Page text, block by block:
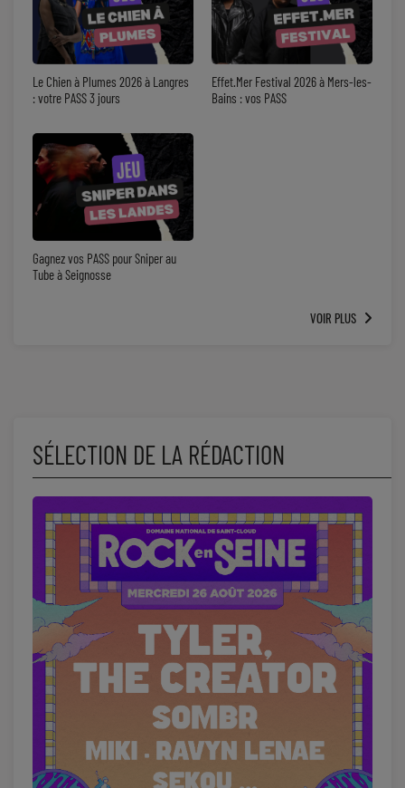
Le Chien à Plumes 2026 à Langres
: votre PASS 3 jours
Effet.Mer Festival 2026 à Mers-les-
Bains : vos PASS
Gagnez vos PASS pour Sniper au
Tube à Seignosse
VOIR PLUS
SÉLECTION DE LA RÉDACTION